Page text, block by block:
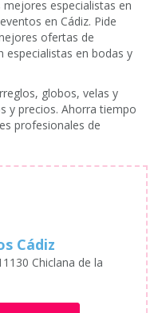
especialistas en
en Cádiz. Pide
ofertas de
especialistas en bodas y
globos, velas y
y precios. Ahorra tiempo
profesionales de
Cádiz
Chiclana de la